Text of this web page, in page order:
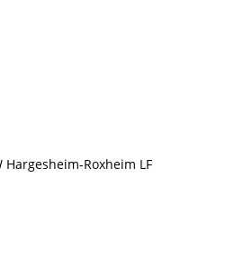
Hargesheim-Roxheim LF